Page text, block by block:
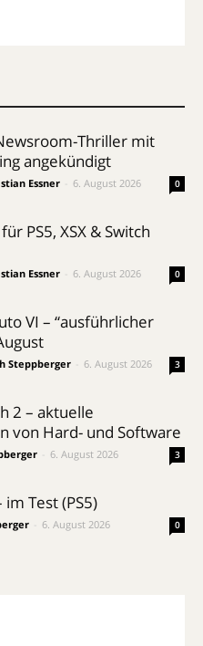
Thriller mit
angekündigt
Essner 6. August 2026 0
PS5, XSX & Switch
Essner 6. August 2026 0
VI – “ausführlicher
Steppberger 6. August 2026 3
2 – aktuelle
von Hard- und Software
6. August 2026 3
Test (PS5)
6. August 2026 0